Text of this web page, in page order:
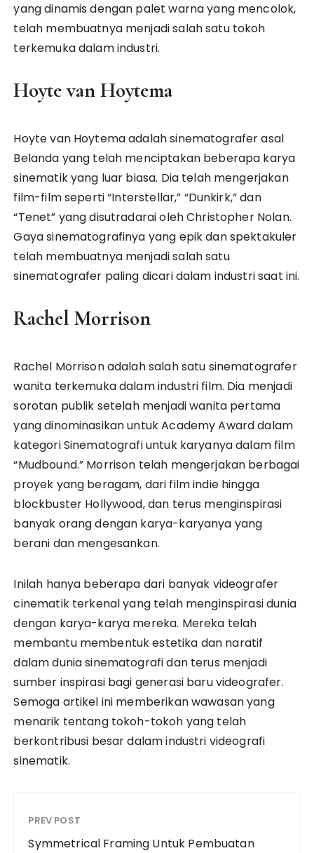
yang dinamis dengan palet warna yang mencolok,
telah membuatnya menjadi salah satu tokoh
terkemuka dalam industri.
Hoyte van Hoytema
Hoyte van Hoytema adalah sinematografer asal
Belanda yang telah menciptakan beberapa karya
sinematik yang luar biasa. Dia telah mengerjakan
film-film seperti “Interstellar,” “Dunkirk,” dan
“Tenet” yang disutradarai oleh Christopher Nolan.
Gaya sinematografinya yang epik dan spektakuler
telah membuatnya menjadi salah satu
sinematografer paling dicari dalam industri saat ini.
Rachel Morrison
Rachel Morrison adalah salah satu sinematografer
wanita terkemuka dalam industri film. Dia menjadi
sorotan publik setelah menjadi wanita pertama
yang dinominasikan untuk Academy Award dalam
kategori Sinematografi untuk karyanya dalam film
“Mudbound.” Morrison telah mengerjakan berbagai
proyek yang beragam, dari film indie hingga
blockbuster Hollywood, dan terus menginspirasi
banyak orang dengan karya-karyanya yang
berani dan mengesankan.
Inilah hanya beberapa dari banyak videografer
cinematik terkenal yang telah menginspirasi dunia
dengan karya-karya mereka. Mereka telah
membantu membentuk estetika dan naratif
dalam dunia sinematografi dan terus menjadi
sumber inspirasi bagi generasi baru videografer.
Semoga artikel ini memberikan wawasan yang
menarik tentang tokoh-tokoh yang telah
berkontribusi besar dalam industri videografi
sinematik.
PREV POST
Symmetrical Framing Untuk Pembuatan